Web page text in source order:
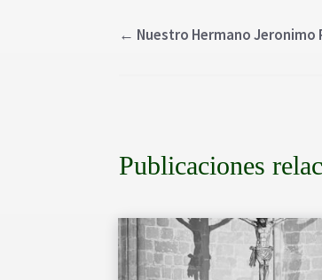
← Nuestro Hermano
Publicaciones